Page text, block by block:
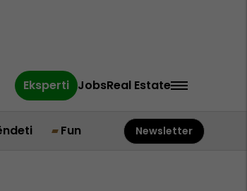
Eksperti JobsReal Estate
Fun Newsletter